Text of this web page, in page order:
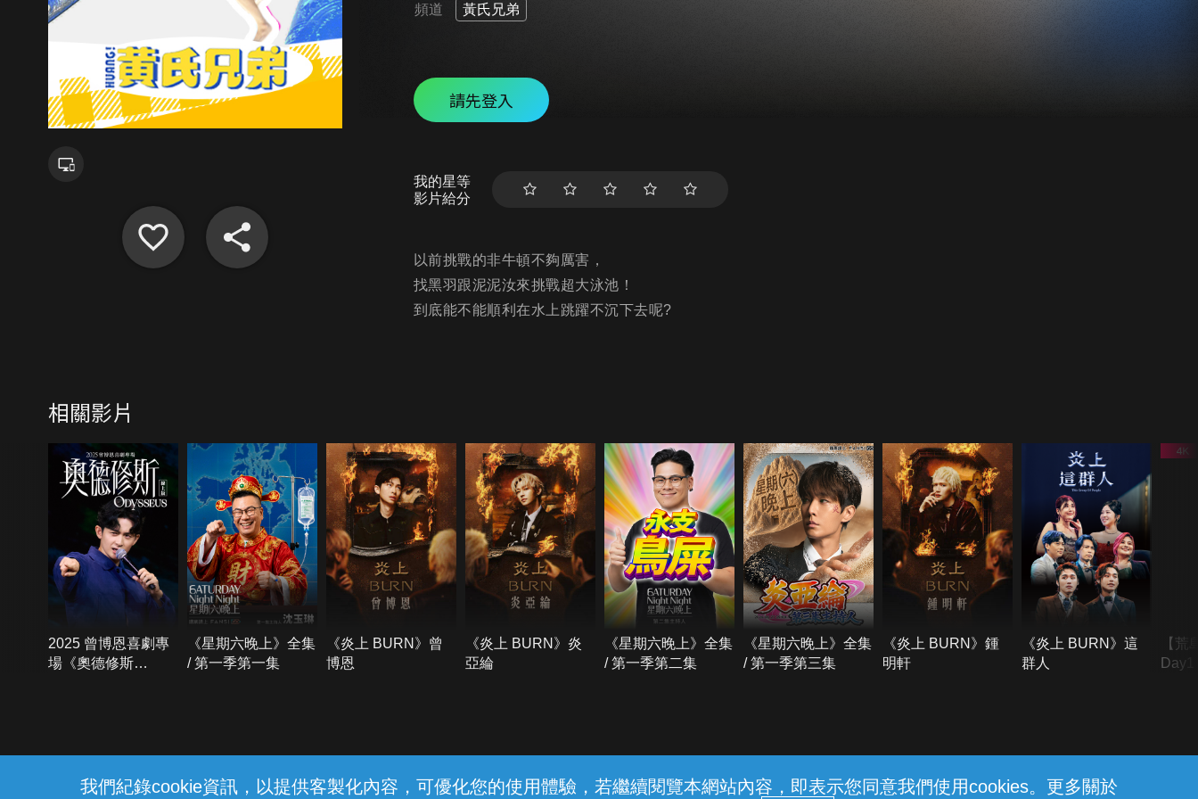
我們紀錄cookie資訊，以提供客製化內容，可優化您的使用體驗，若繼續閱覽本網站內容，即表示您同意我們使用cookies。更多關於
頻道 黃氏兄弟
請先登入
我的星等
影片給分
以前挑戰的非牛頓不夠厲害，
找黑羽跟泥泥汝來挑戰超大泳池！
到底能不能順利在水上跳躍不沉下去呢?
相關影片
2025 曾博恩喜劇專
場《奧德修斯
《星期六晚上》全集
/ 第一季第一集
《炎上 BURN》曾
博恩
《炎上 BURN》炎
亞綸
《星期六晚上》全集
/ 第一季第二集
《星期六晚上》全集
/ 第一季第三集
《炎上 BURN》鍾
明軒
《炎上 BURN》這
群人
【荒
線上客服 服務條款 隱私權保護